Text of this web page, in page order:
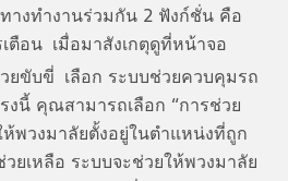
างทำงานร่วมกัน 2 ฟังก์ชั่น คือ
ตือน เมื่อมาสังเกตุดูที่หน้าจอ
ยขับขี่ เลือก ระบบช่วยควบคุมรถ
งนี้ คุณสามารถเลือก “การช่วย
ห้พวงมาลัยตั้งอยู่ในตำแหน่งที่ถูก
ยเหลือ ระบบจะช่วยให้พวงมาลัย